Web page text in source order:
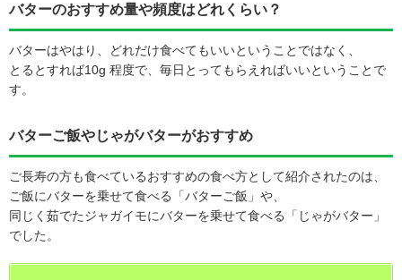
バターのおすすめ量や頻度はどれくらい？
バターはやはり、どれだけ食べてもいいということではなく、
とるとすれば10g 程度で、毎日とってもらえればいいということで
す。
バターご飯やじゃがバターがおすすめ
ご長寿の方も食べているおすすめの食べ方として紹介されたのは、
ご飯にバターを乗せて食べる「バターご飯」や、
同じく茹でたジャガイモにバターを乗せて食べる「じゃがバター」
でした。